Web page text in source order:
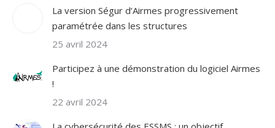
La version Ségur d’Airmes progressivement
paramétrée dans les structures
25 avril 2024
Participez à une démonstration du logiciel Airmes
!
22 avril 2024